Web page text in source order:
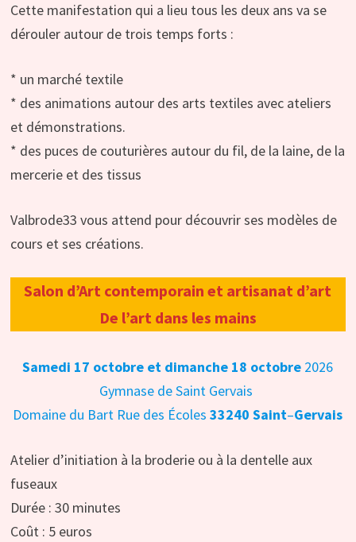
Cette manifestation qui a lieu tous les deux ans va se
dérouler autour de trois temps forts :
* un marché textile
* des animations autour des arts textiles avec ateliers
et démonstrations.
* des puces de couturières autour du fil, de la laine, de la
mercerie et des tissus
Valbrode33 vous attend pour découvrir ses modèles de
cours et ses créations.
Salon d’Art contemporain et artisanat d’art
De l’art dans les mains
Samedi 17 octobre et dimanche 18 octobre 2026
Gymnase de Saint Gervais
Domaine du Bart Rue des Écoles33240 Saint–Gervais
Atelier d’initiation à la broderie ou à la dentelle aux
fuseaux
Durée : 30 minutes
Coût : 5 euros